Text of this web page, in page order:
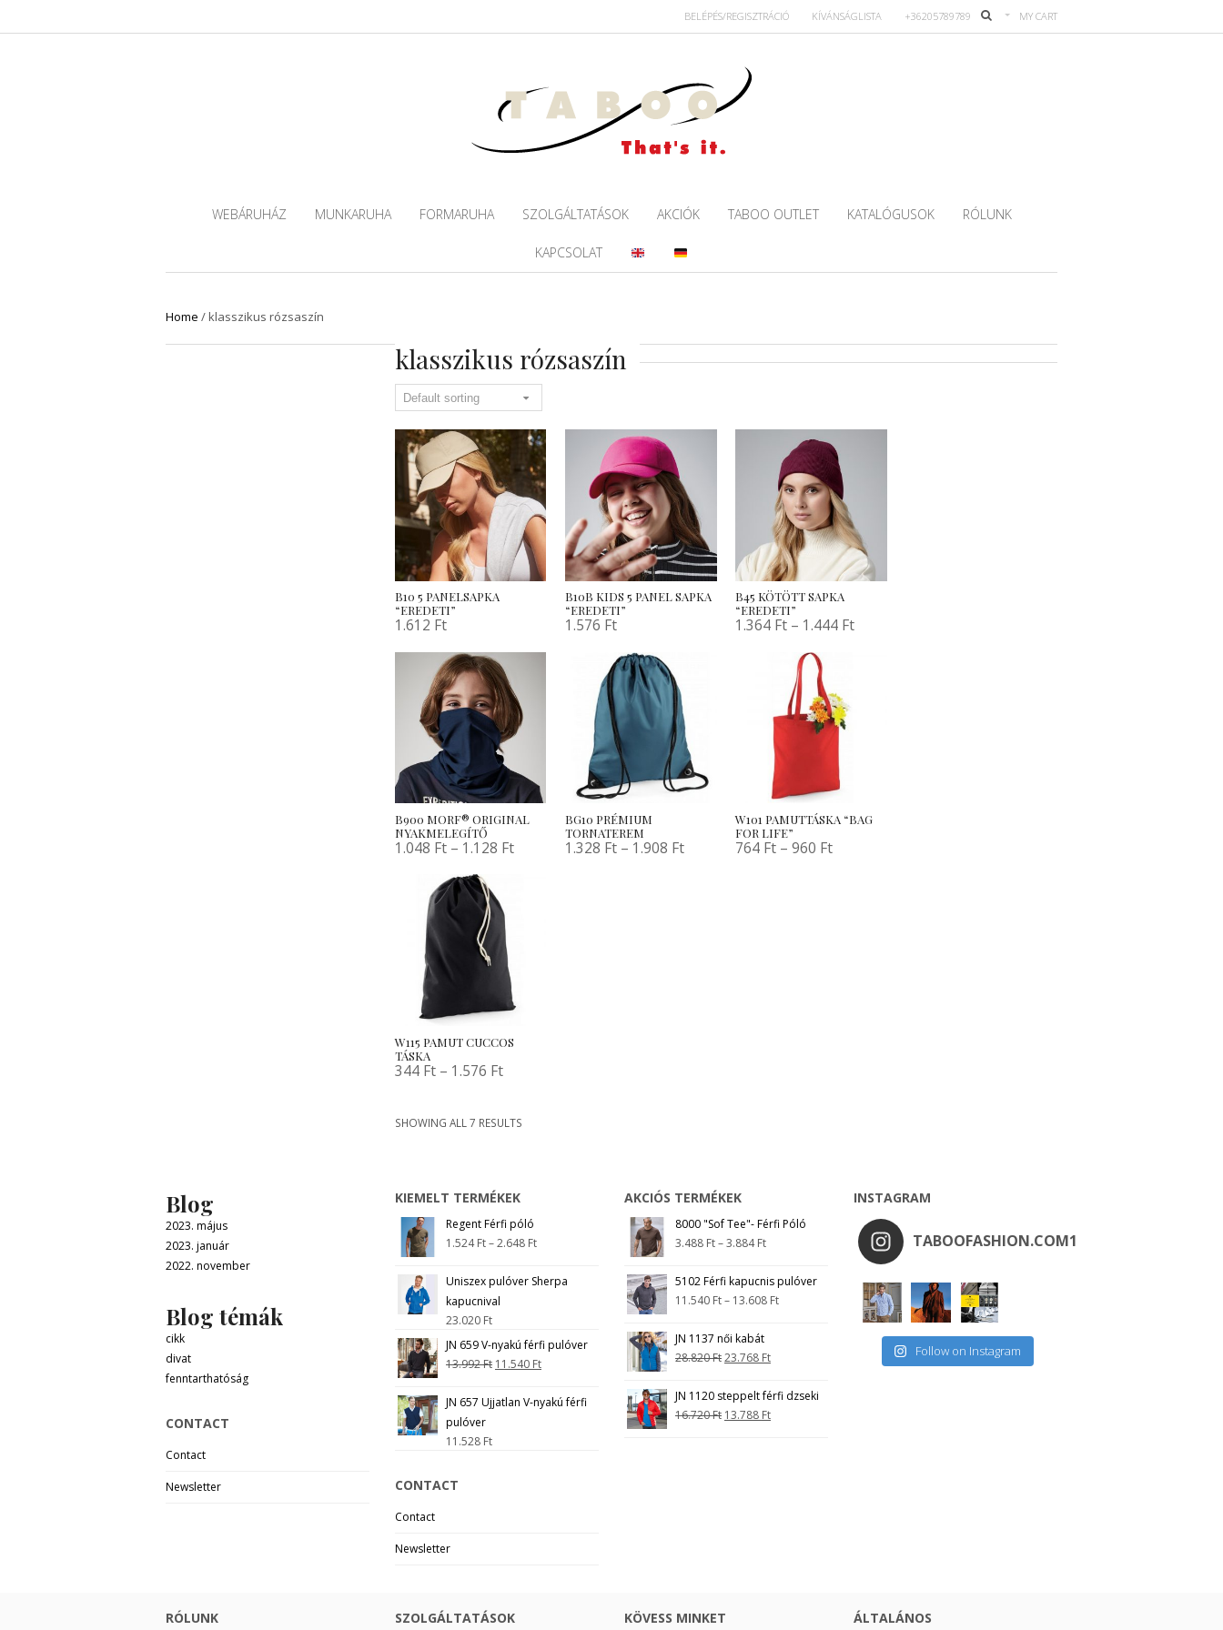
MY CART
BELÉPÉS/REGISZTRÁCIÓ KÍVÁNSÁGLISTA +36205789789
WEBÁRUHÁZ MUNKARUHA FORMARUHA SZOLGÁLTATÁSOK AKCIÓK TABOO OUTLET KATALÓGUSOK RÓLUNK
KAPCSOLAT
Home /klasszikus rózsaszín
klasszikus rózsaszín
B10 5 PANELSAPKA
“EREDETI”
1.612 Ft
B10B KIDS 5 PANEL SAPKA
“EREDETI”
1.576 Ft
B45 KÖTÖTT SAPKA
“EREDETI”
1.364 Ft – 1.444 Ft
B900 MORF® ORIGINAL
NYAKMELEGÍTŐ
1.048 Ft – 1.128 Ft
BG10 PRÉMIUM
TORNATEREM
1.328 Ft – 1.908 Ft
W101 PAMUTTÁSKA “BAG
FOR LIFE”
764 Ft –960 Ft
W115 PAMUT CUCCOS
TÁSKA
344 Ft – 1.576 Ft
SHOWING ALL 7 RESULTS
Blog
2023. május
2023. január
2022. november
Blog témák
cikk
divat
fenntarthatóság
CONTACT
Contact
Newsletter
KIEMELT TERMÉKEK
Regent Férfi póló
1.524Ft–2.648 Ft
Uniszex pulóver Sherpa
kapucnival
23.020 Ft
JN 659 V-nyakú férfi pulóver
13.992Ft 11.540 Ft
JN 657 Ujjatlan V-nyakú férfi
pulóver
11.528 Ft
CONTACT
Contact
Newsletter
AKCIÓS TERMÉKEK
8000 "Sof Tee"- Férfi Póló
3.488 Ft–3.884Ft
5102 Férfi kapucnis pulóver
11.540 Ft– 13.608 Ft
JN 1137 női kabát
28.820Ft23.768 Ft
JN 1120 steppelt férfi dzseki
16.720Ft 13.788 Ft
INSTAGRAM
TABOOFASHION.COM1
Follow on Instagram
RÓLUNK SZOLGÁLTATÁSOK KÖVESS MINKET ÁLTALÁNOS